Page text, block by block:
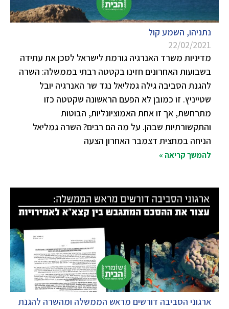
נתניהו, השמע קול
22/02/2021
מדיניות משרד האנרגיה גורמת לישראל לסכן את עתידה
בשבועות האחרונים חזינו בקטטה רבתי בממשלה: השרה
להגנת הסביבה גילה גמליאל נגד שר האנרגיה יובל
שטייניץ. זו כמובן לא הפעם הראשונה שקטטה כזו
מתרחשת, אך זו אחת האמוציונליות, הבוטות
והתקשורתיות שבהן. על מה הם רבים? השרה גמליאל
הניחה במחצית דצמבר האחרון הצעה
להמשך קריאה »
ארגוני הסביבה דורשים מראש הממשלה ומהשרה להגנת